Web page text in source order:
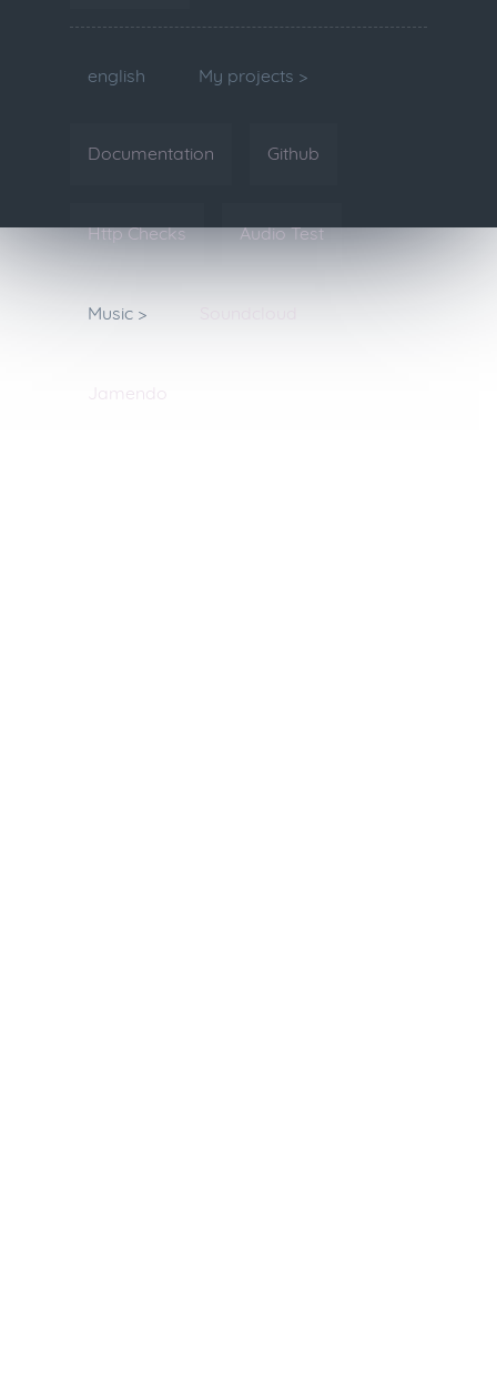
english My projects >
Documentation Github
Http Checks Audio Test
Music >
Jamendo